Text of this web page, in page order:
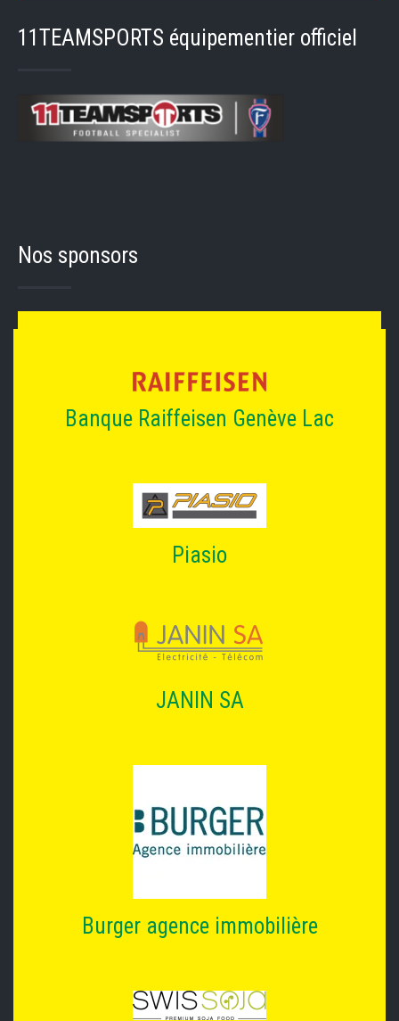
11TEAMSPORTS équipementier officiel
Nos sponsors
Banque Raiffeisen Genève Lac
Piasio
JANIN SA
Burger agence immobilière